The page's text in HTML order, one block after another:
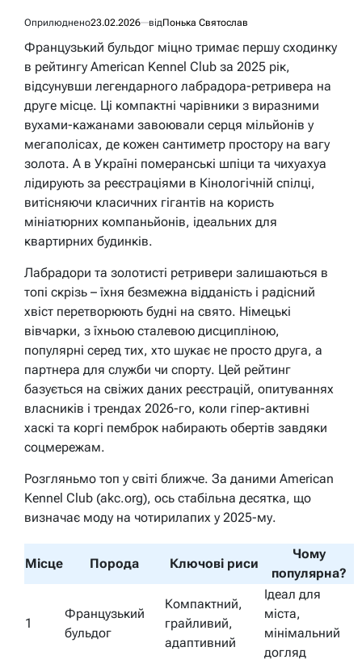
Оприлюднено23.02.2026 відПонька Святослав
Французький бульдог міцно тримає першу сходинку
в рейтингу American Kennel Club за 2025 рік,
відсунувши легендарного лабрадора-ретривера на
друге місце. Ці компактні чарівники з виразними
вухами-кажанами завоювали серця мільйонів у
мегаполісах, де кожен сантиметр простору на вагу
золота. А в Україні померанські шпіци та чихуахуа
лідирують за реєстраціями в Кінологічній спілці,
витісняючи класичних гігантів на користь
мініатюрних компаньйонів, ідеальних для
квартирних будинків.
Лабрадори та золотисті ретривери залишаються в
топі скрізь – їхня безмежна відданість і радісний
хвіст перетворюють будні на свято. Німецькі
вівчарки, з їхньою сталевою дисципліною,
популярні серед тих, хто шукає не просто друга, а
партнера для служби чи спорту. Цей рейтинг
базується на свіжих даних реєстрацій, опитуваннях
власників і трендах 2026-го, коли гіпер-активні
хаскі та коргі пемброк набирають обертів завдяки
соцмережам.
Розгляньмо топ у світі ближче. За даними American
Kennel Club (akc.org), ось стабільна десятка, що
визначає моду на чотирилапих у 2025-му.
Місце Порода Ключові риси
Чому
популярна?
1
Французький
бульдог
Компактний,
грайливий,
адаптивний
Ідеал для
міста,
мінімальний
догляд